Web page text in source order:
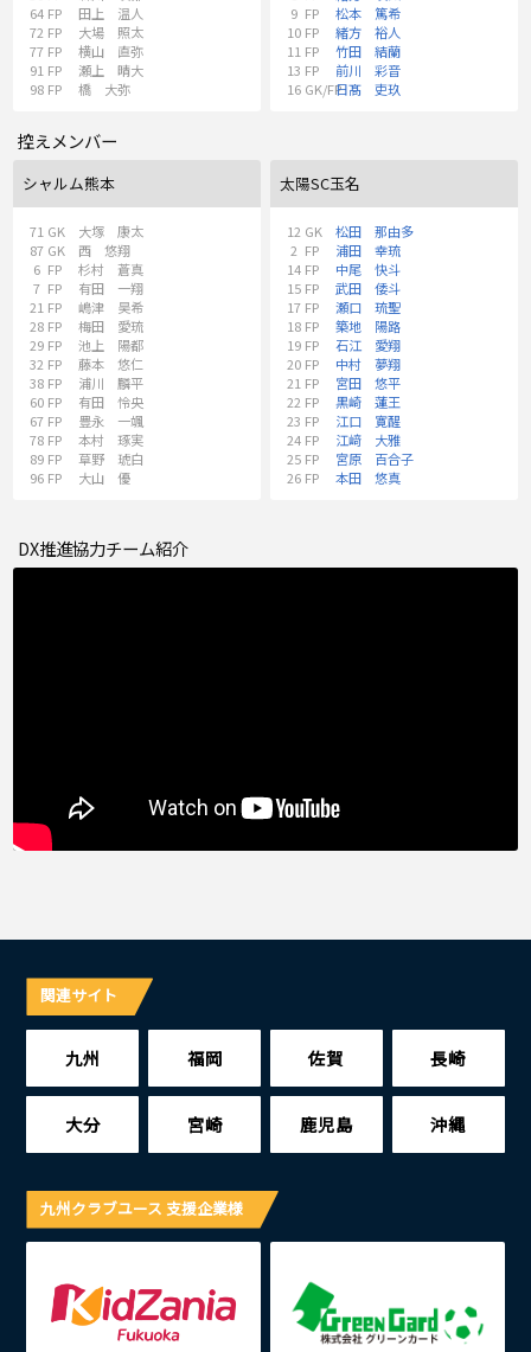
64 FP
田上 温人
72 FP
大場 照太
77 FP
横山 直弥
91 FP
瀬上 晴大
98 FP 橋 大弥
9 FP
松本 篤希
10 FP
緒方 裕人
11 FP
竹田 結蘭
13 FP
前川 彩音
16 GK/FP日髙 吏玖
控えメンバー
シャルム熊本
71 GK
大塚 康太
87 GK
西 悠翔
6 FP
杉村 蒼真
7 FP
有田 一翔
21 FP
嶋津 昊希
28 FP
梅田 愛琉
29 FP
池上 陽都
32 FP
藤本 悠仁
38 FP
浦川 麟平
60 FP
有田 怜央
67 FP
豊永 一颯
78 FP
本村 琢実
89 FP
草野 琥白
96 FP 大山 優
太陽SC玉名
12 GK
松田 那由多
2 FP
浦田 幸琉
14 FP
中尾 快斗
15 FP
武田 倭斗
17 FP
瀬口 琉聖
18 FP
築地 陽路
19 FP
石江 愛翔
20 FP
中村 夢翔
21 FP
宮田 悠平
22 FP
黒崎 蓮王
23 FP
江口 寛醒
24 FP
江﨑 大雅
25 FP
宮原 百合子
26 FP 本田 悠真
DX推進協力チーム紹介
関連サイト
九州 福岡 佐賀 長崎
大分 宮崎 鹿児島 沖縄
九州クラブユース 支援企業様